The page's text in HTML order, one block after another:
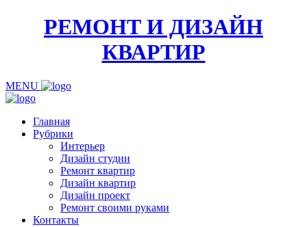
РЕМОНТ И ДИЗАЙН
КВАРТИР
MENU
Главная
Рубрики
Интерьер
Дизайн студии
Ремонт квартир
Дизайн квартир
Дизайн проект
Ремонт своими руками
Контакты